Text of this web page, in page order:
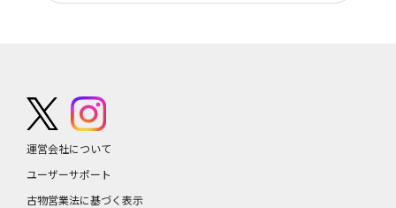
運営会社について
ユーザーサポート
古物営業法に基づく表示